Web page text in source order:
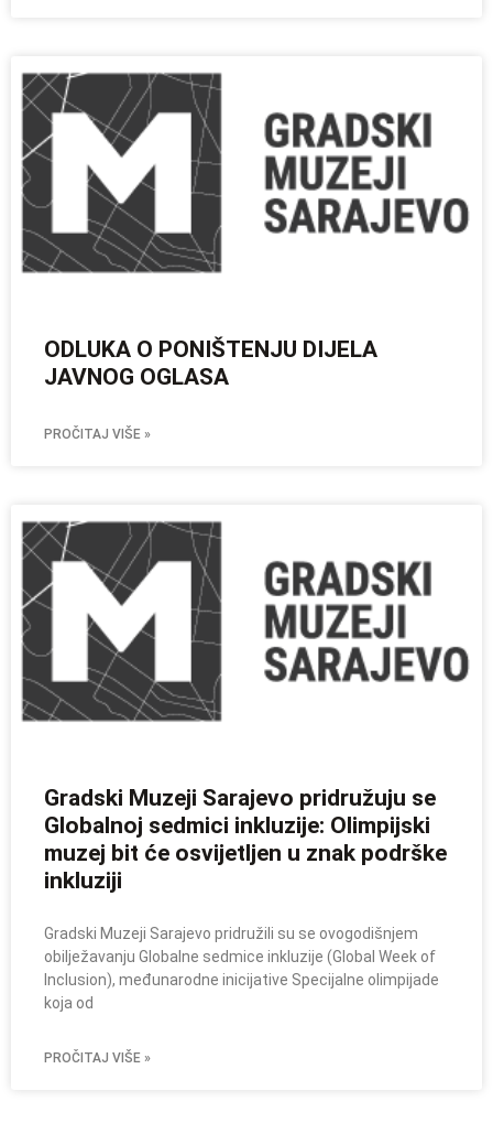
ODLUKA O PONIŠTENJU DIJELA
JAVNOG OGLASA
PROČITAJ VIŠE »
Gradski Muzeji Sarajevo pridružuju se
Globalnoj sedmici inkluzije: Olimpijski
muzej bit će osvijetljen u znak podrške
inkluziji
Gradski Muzeji Sarajevo pridružili su se ovogodišnjem
obilježavanju Globalne sedmice inkluzije (Global Week of
Inclusion), međunarodne inicijative Specijalne olimpijade
koja od
PROČITAJ VIŠE »